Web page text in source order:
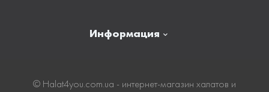
Информация
© Нalat4you.com.ua - интернет-магазин халатов и